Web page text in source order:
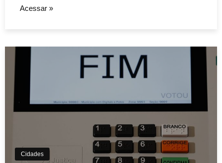
Aviso de Cookies!
experiência única em nosso site.
Aceitar
Acessar »
Cidades